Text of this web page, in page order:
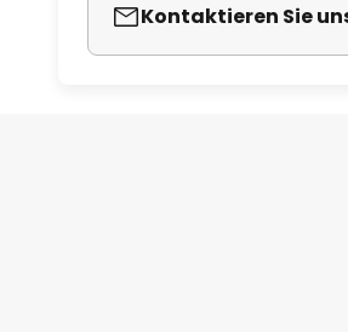
-
-
Kontaktieren Sie